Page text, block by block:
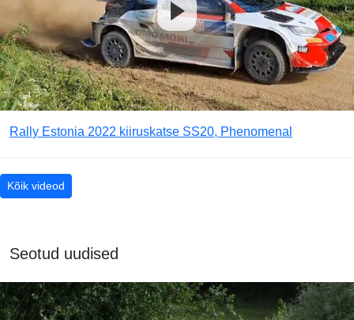
Rally Estonia 2022 kiiruskatse SS20, Phenomenal
Kõik videod
Seotud uudised